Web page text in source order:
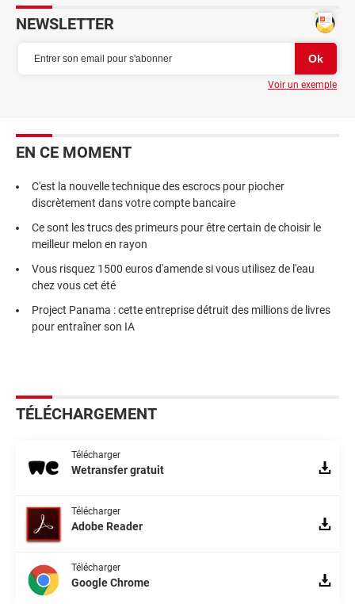
NEWSLETTER
Voir un exemple
EN CE MOMENT
C'est la nouvelle technique des escrocs pour piocher
discrètement dans votre compte bancaire
Ce sont les trucs des primeurs pour être certain de choisir le
meilleur melon en rayon
Vous risquez 1500 euros d'amende si vous utilisez de l'eau
chez vous cet été
Project Panama : cette entreprise détruit des millions de livres
pour entraîner son IA
TÉLÉCHARGEMENT
Télécharger
Wetransfer gratuit
Télécharger
Adobe Reader
Télécharger
Google Chrome